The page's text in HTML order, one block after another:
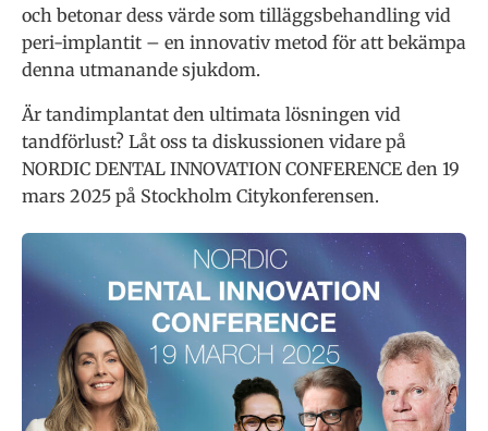
och betonar dess värde som tilläggsbehandling vid
peri-implantit – en innovativ metod för att bekämpa
denna utmanande sjukdom.
Är tandimplantat den ultimata lösningen vid
tandförlust? Låt oss ta diskussionen vidare på
NORDIC DENTAL INNOVATION CONFERENCE den 19
mars 2025 på Stockholm Citykonferensen.